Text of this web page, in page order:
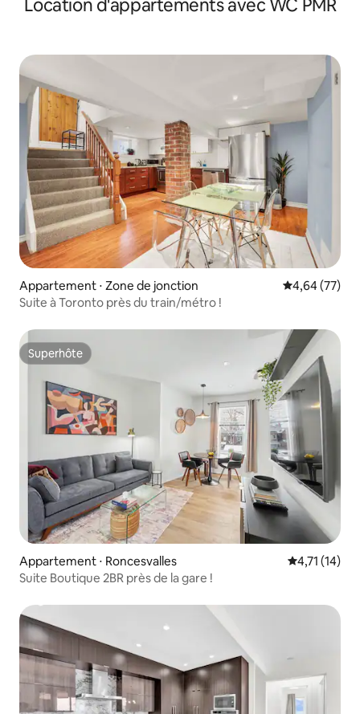
Location d'appartements avec WC PMR
Appartement ⋅ Zone de jonction Évaluation
4,64 (77)
Suite à Toronto près du train/métro !
Superhôte
Superhôte
Appartement ⋅ Roncesvalles Évaluation
4,71 (14)
Suite Boutique 2BR près de la gare !